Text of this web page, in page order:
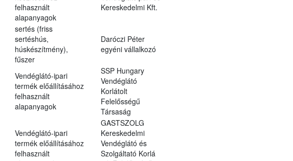
felhasznált
alapanyagok
Kereskedelmi Kft.
sertés (friss
sertéshús,
húskészítmény),
fűszer
Daróczi Péter
egyéni vállalkozó
Vendéglátó-ipari
termék előállításához
felhasznált
alapanyagok
SSP Hungary
Vendéglátó
Korlátolt
Felelősségű
Társaság
Vendéglátó-ipari
termék előállításához
felhasznált
GASTSZOLG
Kereskedelmi
Vendéglátó és
Szolgáltató Korlá